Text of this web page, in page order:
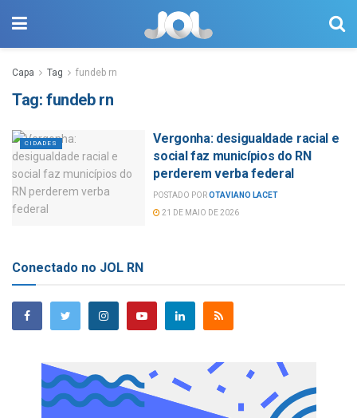
Capa Tag fundeb rn
Tag: fundeb rn
CIDADES
Vergonha: desigualdade racial e
social faz municípios do RN
perderem verba federal
POSTADO POROTAVIANO LACET
21 DE MAIO DE 2026
Conectado no JOL RN